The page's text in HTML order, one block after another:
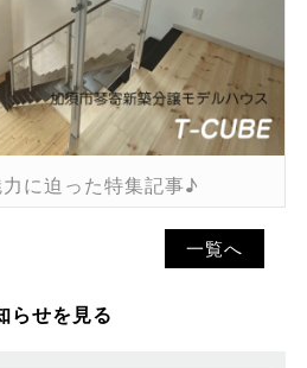
に迫った特集記事♪
一覧へ
らせを見る